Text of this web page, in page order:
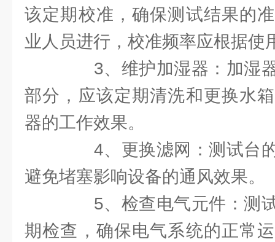
该定期校准，确保测试结果的
业人员进行，校准频率应根据使
3、维护加湿器：加湿器
部分，应该定期清洗和更换水
器的工作效果。
4、更换滤网：测试台的
避免堵塞影响设备的通风效果。
5、检查电气元件：测试
期检查，确保电气系统的正常